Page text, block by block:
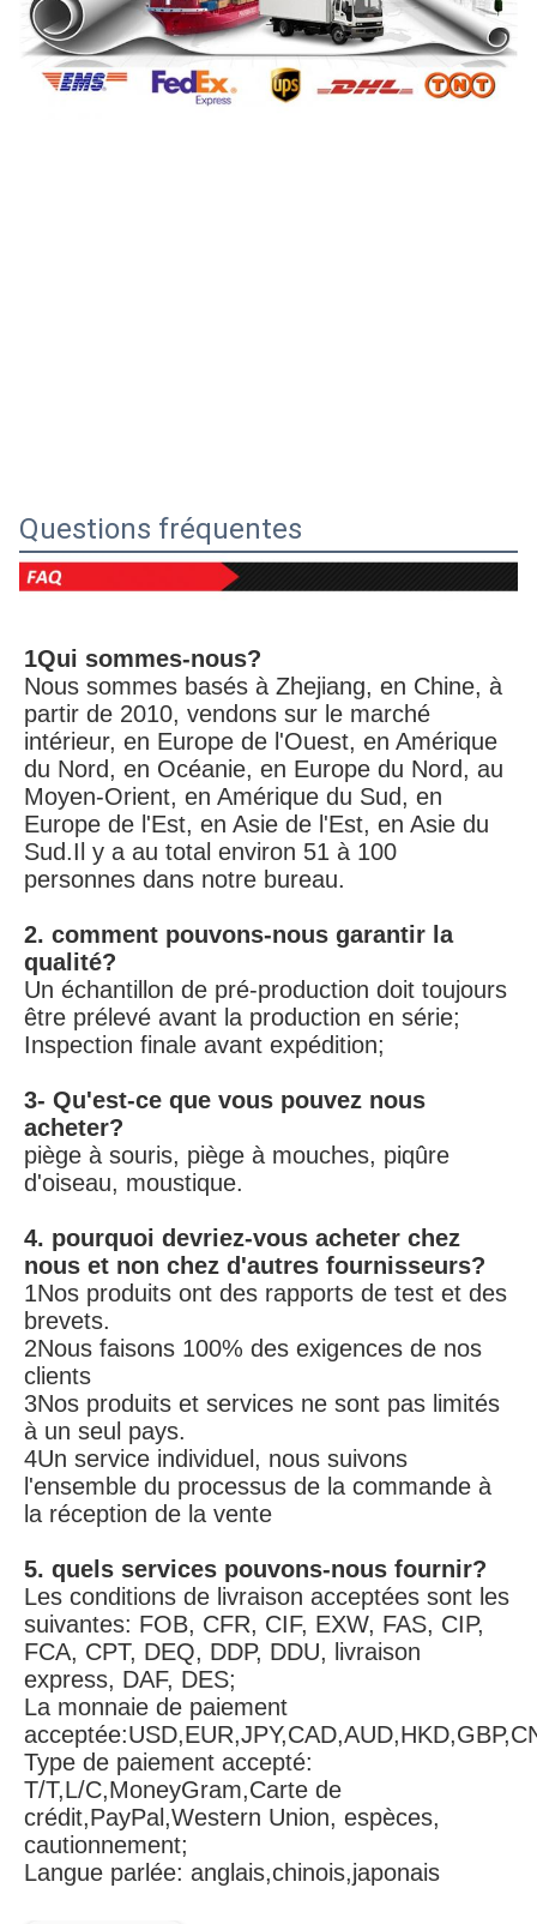
Questions fréquentes
1Qui sommes-nous?
Nous sommes basés à Zhejiang, en Chine, à
partir de 2010, vendons sur le marché
intérieur, en Europe de l'Ouest, en Amérique
du Nord, en Océanie, en Europe du Nord, au
Moyen-Orient, en Amérique du Sud, en
Europe de l'Est, en Asie de l'Est, en Asie du
Sud.Il y a au total environ 51 à 100
personnes dans notre bureau.
2. comment pouvons-nous garantir la
qualité?
Un échantillon de pré-production doit toujours
être prélevé avant la production en série;
Inspection finale avant expédition;
3- Qu'est-ce que vous pouvez nous
acheter?
piège à souris, piège à mouches, piqûre
d'oiseau, moustique.
4. pourquoi devriez-vous acheter chez
nous et non chez d'autres fournisseurs?
1Nos produits ont des rapports de test et des
brevets.
2Nous faisons 100% des exigences de nos
clients
3Nos produits et services ne sont pas limités
à un seul pays.
4Un service individuel, nous suivons
l'ensemble du processus de la commande à
la réception de la vente
5. quels services pouvons-nous fournir?
Les conditions de livraison acceptées sont les
suivantes: FOB, CFR, CIF, EXW, FAS, CIP,
FCA, CPT, DEQ, DDP, DDU, livraison
express, DAF, DES;
La monnaie de paiement
Type de paiement accepté:
T/T,L/C,MoneyGram,Carte de
crédit,PayPal,Western Union, espèces,
cautionnement;
Langue parlée: anglais,chinois,japonais